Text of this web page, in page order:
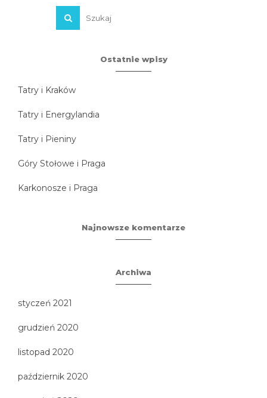
Ostatnie wpisy
Tatry i Kraków
Tatry i Energylandia
Tatry i Pieniny
Góry Stołowe i Praga
Karkonosze i Praga
Najnowsze komentarze
Archiwa
styczeń 2021
grudzień 2020
listopad 2020
październik 2020